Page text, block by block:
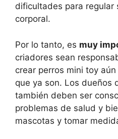
dificultades para regular
corporal.
Por lo tanto, es muy
criadores sean
crear perros mini toy
que ya son. Los dueños
también deben ser
problemas de salud y
mascotas y tomar